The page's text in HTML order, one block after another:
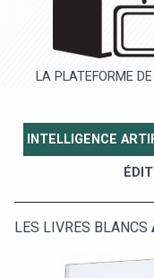
LA PLATEFORME
INTELLIGENCE
LES LIVRES BLANCS